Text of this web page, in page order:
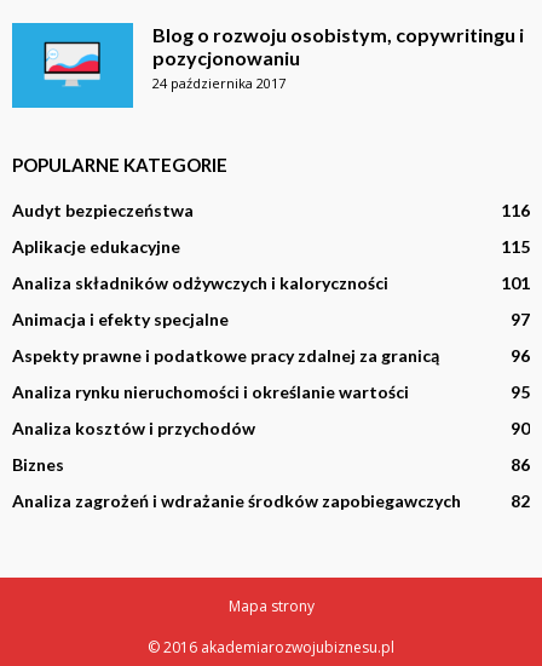
Blog o rozwoju osobistym, copywritingu i
pozycjonowaniu
24 października 2017
POPULARNE KATEGORIE
Audyt bezpieczeństwa
116
Aplikacje edukacyjne
115
Analiza składników odżywczych i kaloryczności
101
Animacja i efekty specjalne
97
Aspekty prawne i podatkowe pracy zdalnej za granicą
96
Analiza rynku nieruchomości i określanie wartości
95
Analiza kosztów i przychodów
90
Biznes
86
Analiza zagrożeń i wdrażanie środków zapobiegawczych
82
Mapa strony
© 2016 akademiarozwojubiznesu.pl